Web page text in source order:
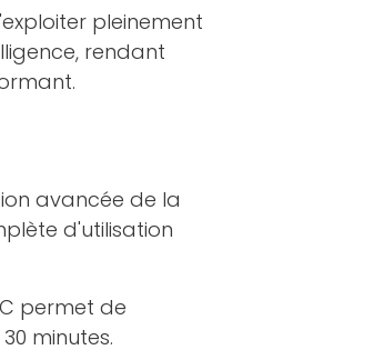
pleinement
rendant
avancée de la
d'utilisation
permet de
minutes.